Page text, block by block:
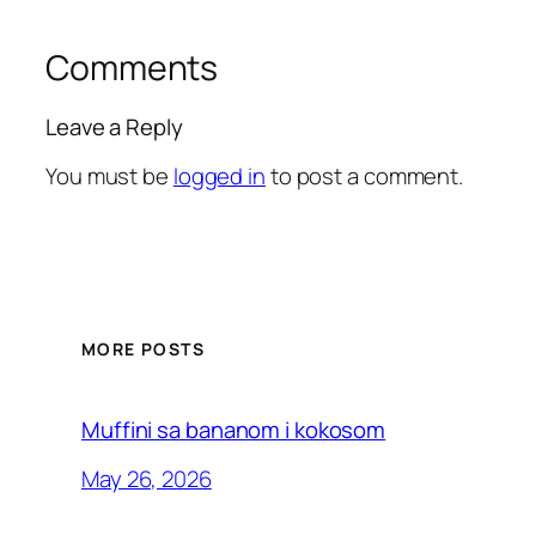
Comments
Leave a Reply
You must be logged into post a comment.
MORE POSTS
Muffini sa bananom i kokosom
May 26, 2026